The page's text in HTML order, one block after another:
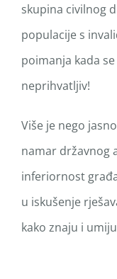
skupina civilnog
populacije s
poimanja kada
neprihvatljiv!
Više je nego
namar državnog
inferiornost
u iskušenje
kako znaju i